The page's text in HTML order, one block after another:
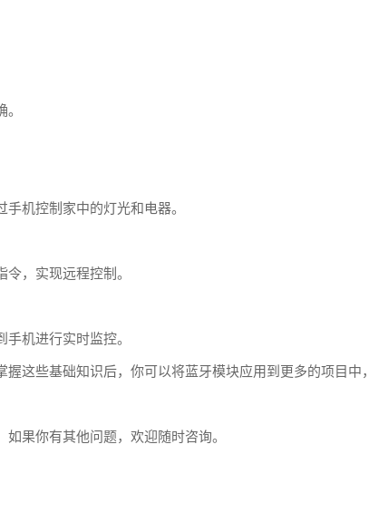
机控制家中的灯光和电器。
，实现远程控制。
机进行实时监控。
这些基础知识后，你可以将蓝牙模块应用到更多的项目中，
果你有其他问题，欢迎随时咨询。